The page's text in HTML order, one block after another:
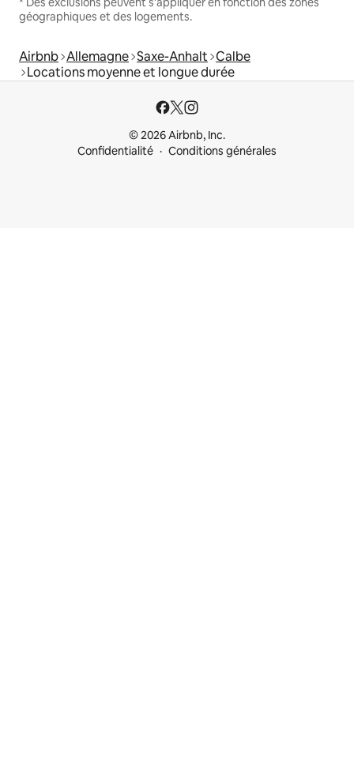
géographiques et des logements.
Airbnb Allemagne Saxe-Anhalt Calbe
Locations moyenne et longue durée
© 2026 Airbnb, Inc.
Confidentialité
Conditions générales